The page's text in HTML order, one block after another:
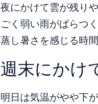
夜にかけて雲が残り
ごく弱い雨がぱらつ
蒸し暑さを感じる時
週末にかけ
明日は気温がやや下